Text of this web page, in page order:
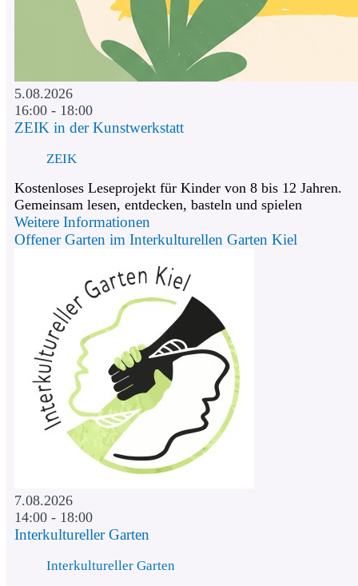
5.08.2026
16:00 - 18:00
ZEIK in der Kunstwerkstatt
ZEIK
Kostenloses Leseprojekt für Kinder von 8 bis 12 Jahren.
Gemeinsam lesen, entdecken, basteln und spielen
Weitere Informationen
Offener Garten im Interkulturellen Garten Kiel
7.08.2026
14:00 - 18:00
Interkultureller Garten
Interkultureller Garten